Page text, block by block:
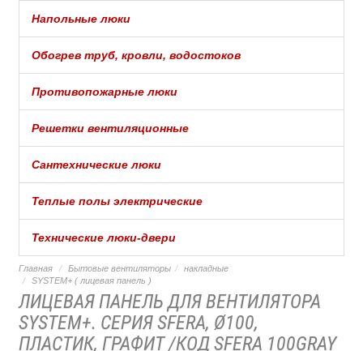
Напольные люки
Обогрев труб, кровли, водостоков
Противопожарные люки
Решетки вентиляционные
Сантехнические люки
Теплые полы электрические
Технические люки-двери
Главная Бытовые вентиляторы
накладные
SYSTEM+ ( лицевая панель )
ЛИЦЕВАЯ ПАНЕЛЬ ДЛЯ ВЕНТИЛЯТОРА
SYSTEM+. СЕРИЯ SFERA, Ø100,
ПЛАСТИК, ГРАФИТ /КОД SFERA 100GRAY